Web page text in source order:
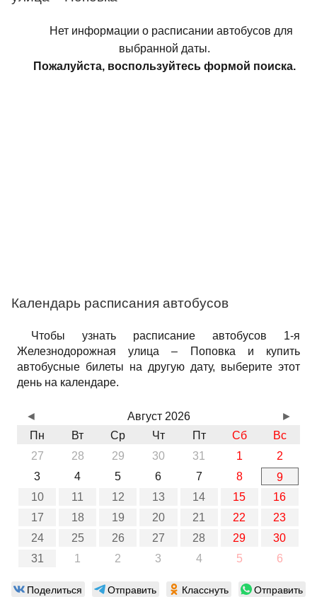
Нет информации о расписании автобусов для
выбранной даты.
Пожалуйста, воспользуйтесь формой поиска.
Календарь расписания автобусов
Чтобы узнать расписание автобусов 1-я
Железнодорожная улица – Поповка и купить
автобусные билеты на другую дату, выберите этот
день на календаре.
Август 2026
Пн
Вт Ср Чт Пт Сб
Вс
27
28 29 30 31 1
2
3
4 5 6 7 8
9
10
11 12 13 14 15
16
17
18 19 20 21 22
23
24
25 26 27 28 29
30
31
1 2 3 4 5 6
◄ ►
Поделиться Отправить Класснуть
Отправить